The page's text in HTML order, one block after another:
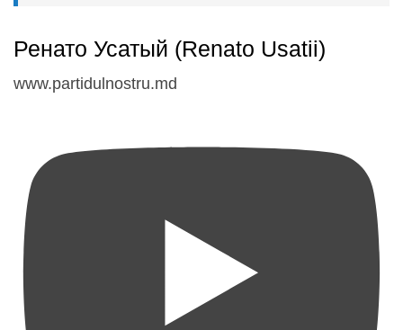
Ренато Усатый (Renato Usatii)
www.partidulnostru.md